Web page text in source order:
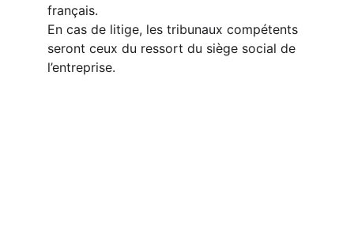
français.
En cas de litige, les tribunaux compétents
seront ceux du ressort du siège social de
l’entreprise.